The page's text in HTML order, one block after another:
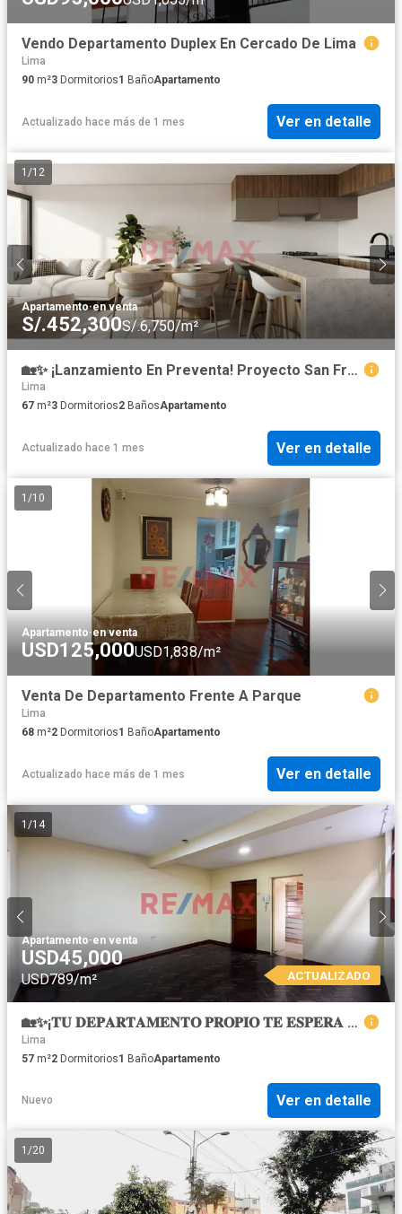
Vendo Departamento Duplex En Cercado De Lima
Lima
90 m²3 Dormitorios1 BañoApartamento
Actualizado hace más de 1 mes Ver en detalle
1 /12
Apartamento·en venta
S/.452,300S/.6,750/m²
🏡✨ ¡Lanzamiento En Preventa! Proyecto San Francisco 12 ✨🏡 Departamento 602
Lima
67 m²3 Dormitorios2 BañosApartamento
Actualizado hace 1 mes Ver en detalle
1 /10
Apartamento·en venta
USD125,000USD1,838/m²
Venta De Departamento Frente A Parque
Lima
68 m²2 Dormitorios1 BañoApartamento
Actualizado hace más de 1 mes Ver en detalle
1 /14
Apartamento·en venta
USD45,000
USD789/m² ACTUALIZADO
🏡✨¡𝐓𝐔 𝐃𝐄𝐏𝐀𝐑𝐓𝐀𝐌𝐄𝐍𝐓𝐎 𝐏𝐑𝐎𝐏𝐈𝐎 𝐓𝐄 𝐄𝐒𝐏𝐄𝐑𝐀 𝐄𝐍 𝐌𝐈𝐑𝐎𝐍𝐄𝐒 𝐁𝐀𝐉𝐎 – 𝐂𝐄𝐑𝐂𝐀𝐃𝐎 𝐃𝐄 𝐋𝐈𝐌𝐀! ✨🏡
Lima
57 m²2 Dormitorios1 BañoApartamento
Nuevo Ver en detalle
1 /20